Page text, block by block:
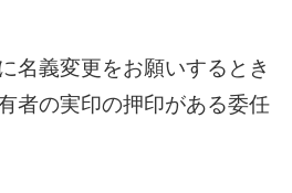
名義変更をお願いするとき
者の実印の押印がある委任